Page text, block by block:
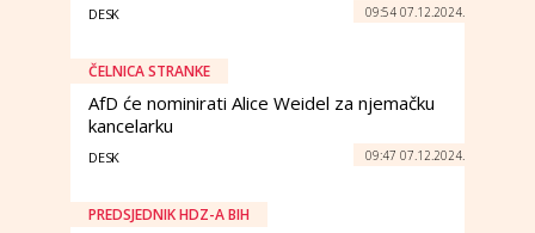
DESK 09:54 07.12.2024.
ČELNICA STRANKE
AfD će nominirati Alice Weidel za njemačku
kancelarku
DESK 09:47 07.12.2024.
PREDSJEDNIK HDZ-A BIH